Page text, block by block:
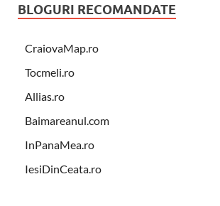
BLOGURI RECOMANDATE
CraiovaMap.ro
Tocmeli.ro
Allias.ro
Baimareanul.com
InPanaMea.ro
IesiDinCeata.ro